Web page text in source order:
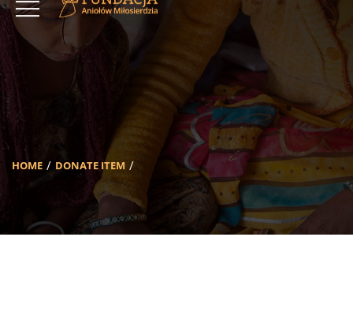
HOME DONATE ITEM